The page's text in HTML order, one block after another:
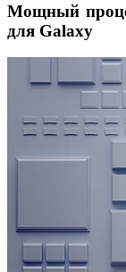
Мощный
для Galaxy